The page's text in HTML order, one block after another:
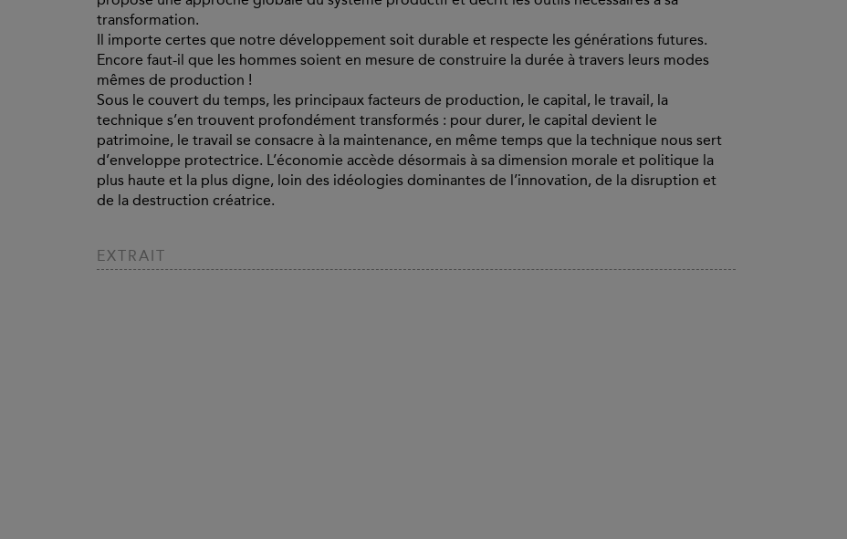
transformation.
Il importe certes que notre développement soit durable et respecte les générations futures.
Encore faut-il que les hommes soient en mesure de construire la durée à travers leurs modes
mêmes de production !
Sous le couvert du temps, les principaux facteurs de production, le capital, le travail, la
technique s’en trouvent profondément transformés : pour durer, le capital devient le
patrimoine, le travail se consacre à la maintenance, en même temps que la technique nous sert
d’enveloppe protectrice. L’économie accède désormais à sa dimension morale et politique la
plus haute et la plus digne, loin des idéologies dominantes de l’innovation, de la disruption et
de la destruction créatrice.
EXTRAIT